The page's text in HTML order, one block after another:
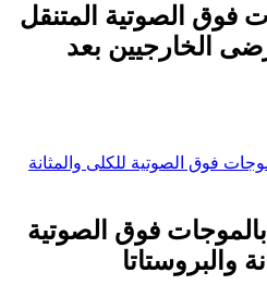
فوق الصوتية المتنقل
الخارجيين بعد
فوق الصوتية
والبروستاتا